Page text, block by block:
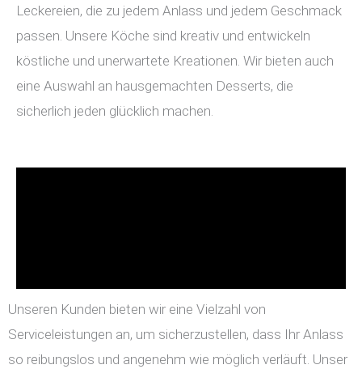
Leckereien, die zu jedem Anlass und jedem Geschmack
passen. Unsere Köche sind kreativ und entwickeln
köstliche und unerwartete Kreationen. Wir bieten auch
eine Auswahl an hausgemachten Desserts, die
sicherlich jeden glücklich machen.
Unseren Kunden bieten wir eine Vielzahl von
Serviceleistungen an, um sicherzustellen, dass Ihr Anlass
so reibungslos und angenehm wie möglich verläuft. Unser